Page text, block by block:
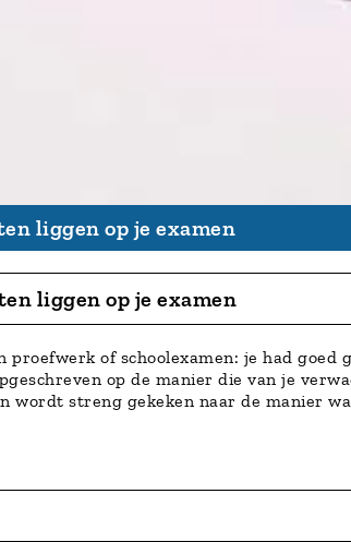
liggen op je examen
liggen op je examen
proefwerk of schoolexamen: je had
op de manier die van je
wordt streng gekeken naar de manier